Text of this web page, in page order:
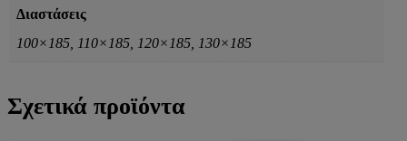
Διαστάσεις
100×185, 110×185, 120×185, 130×185
Σχετικά προϊόντα